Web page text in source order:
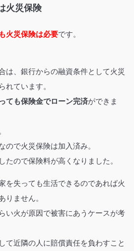
火災保険
火災保険は必要です。
は、銀行からの融資条件として火災
れています。
ても保険金でローン完済ができま
ので火災保険は加入済み。
たので保険料が高くなりました。
を失っても生活できるのであれば火
りません。
い火が原因で被害にあうケースが考
て近隣の人に賠償責任を負わすこと